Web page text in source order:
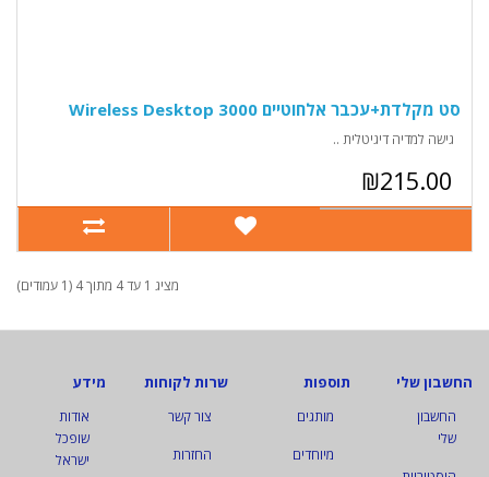
סט מקלדת+עכבר אלחוטיים Wireless Desktop 3000
גישה למדיה דיגיטלית ..
₪215.00
מציג 1 עד 4 מתוך 4 (1 עמודים)
מידע
אודות
שופכל
ישראל
שרות לקוחות
צור קשר
החזרות
תוספות
מותגים
מיוחדים
החשבון שלי
החשבון
שלי